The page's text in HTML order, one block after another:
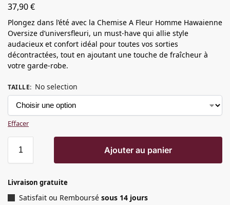
37,90€
Plongez dans l’été avec la Chemise A Fleur Homme Hawaienne
Oversize d’universfleuri, un must-have qui allie style
audacieux et confort idéal pour toutes vos sorties
décontractées, tout en ajoutant une touche de fraîcheur à
votre garde-robe.
TAILLE: No selection
Effacer
Ajouter au panier
Livraison gratuite
Satisfait ou Remboursé sous 14 jours